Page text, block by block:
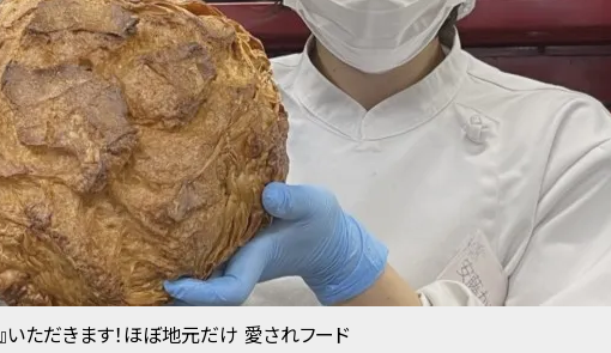
』いただきます！ほぼ地元だけ 愛されフード